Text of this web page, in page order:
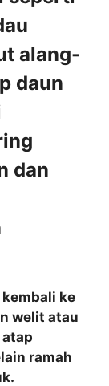
alang-
daun
dan
ke
welit atau
ramah